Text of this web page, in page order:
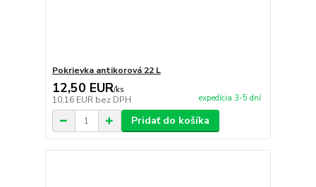
Pokrievka antikorová 22 L
12,50 EUR/ks
10,16 EUR bez DPH expedícia 3-5 dní
Pridať do košíka